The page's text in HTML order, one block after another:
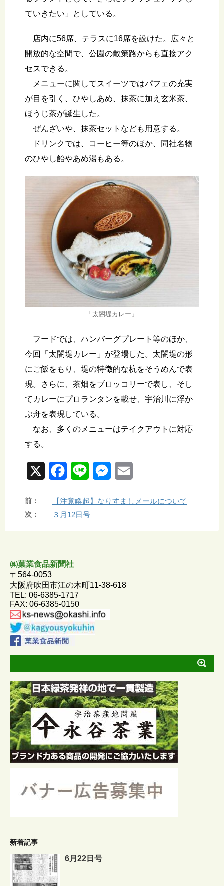
ていきたい」としている。
店内に56席、テラスに16席を設けた。広々と
開放的な空間で、公園の散策路からも直接アク
セスできる。
メニューに関してスイーツではパフェの充実
が目を引く、ひやしあめ、抹茶に加え玄米茶、
ほうじ茶が誕生した。
ぜんざいや、抹茶セットなども用意する。
ドリンクでは、コーヒー等のほか、同社名物
のひやし飴やあめ湯もある。
「太閤堤カレー」
フードでは、ハンバーグプレート等のほか、
今回「太閤堤カレー」が登場した。太閤堤の形
にご飯をもり、堤の特徴的な杭をそうめんで表
現。さらに、茶畑をブロッコリーで表し、そし
てカレーにプロランタンを載せ、宇治川に浮か
ぶ舟を表現している。
なお、多くのメニューはテイクアウトに対応
する。
c
o
k
n s a
前： 【注意喚起】なりすましメールについて
次： ３月12日号
㈱菓業食品新聞社
〒564-0053
大阪府吹田市江の木町11-38-618
TEL: 06-6385-1717
FAX: 06-6385-0150
新着記事
6月22日号